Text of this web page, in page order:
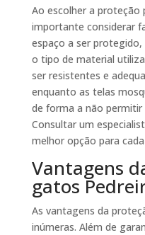
Ao escolher a proteção
importante considerar
espaço a ser
o tipo de material
ser resistentes e
enquanto as telas
de forma a não permitir
Consultar um
melhor opção para
Vantagens
gatos
As vantagens da
inúmeras. Além de